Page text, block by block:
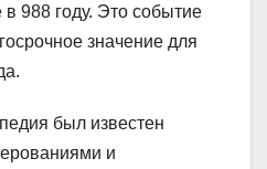
в 988 году. Это событие
значение для
был известен
и